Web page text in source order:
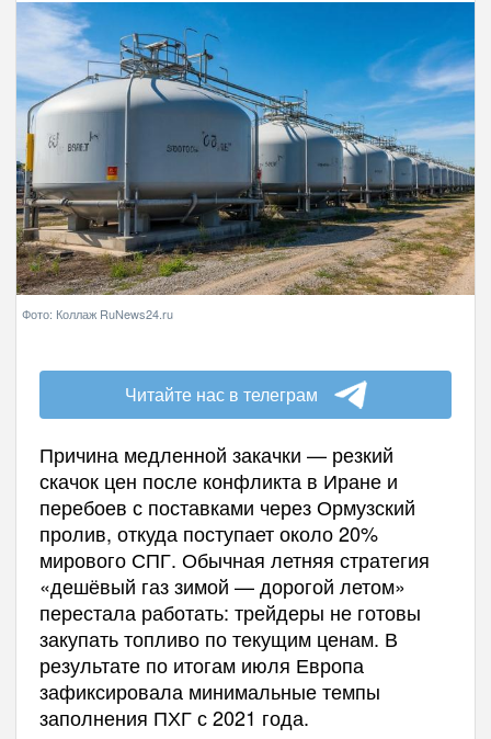
Фото: Коллаж RuNews24.ru
Читайте нас в телеграм
Причина медленной закачки — резкий
скачок цен после конфликта в Иране и
перебоев с поставками через Ормузский
пролив, откуда поступает около 20%
мирового СПГ. Обычная летняя стратегия
«дешёвый газ зимой — дорогой летом»
перестала работать: трейдеры не готовы
закупать топливо по текущим ценам. В
результате по итогам июля Европа
зафиксировала минимальные темпы
заполнения ПХГ с 2021 года.